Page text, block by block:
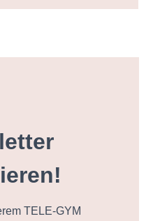
TELE-GYM